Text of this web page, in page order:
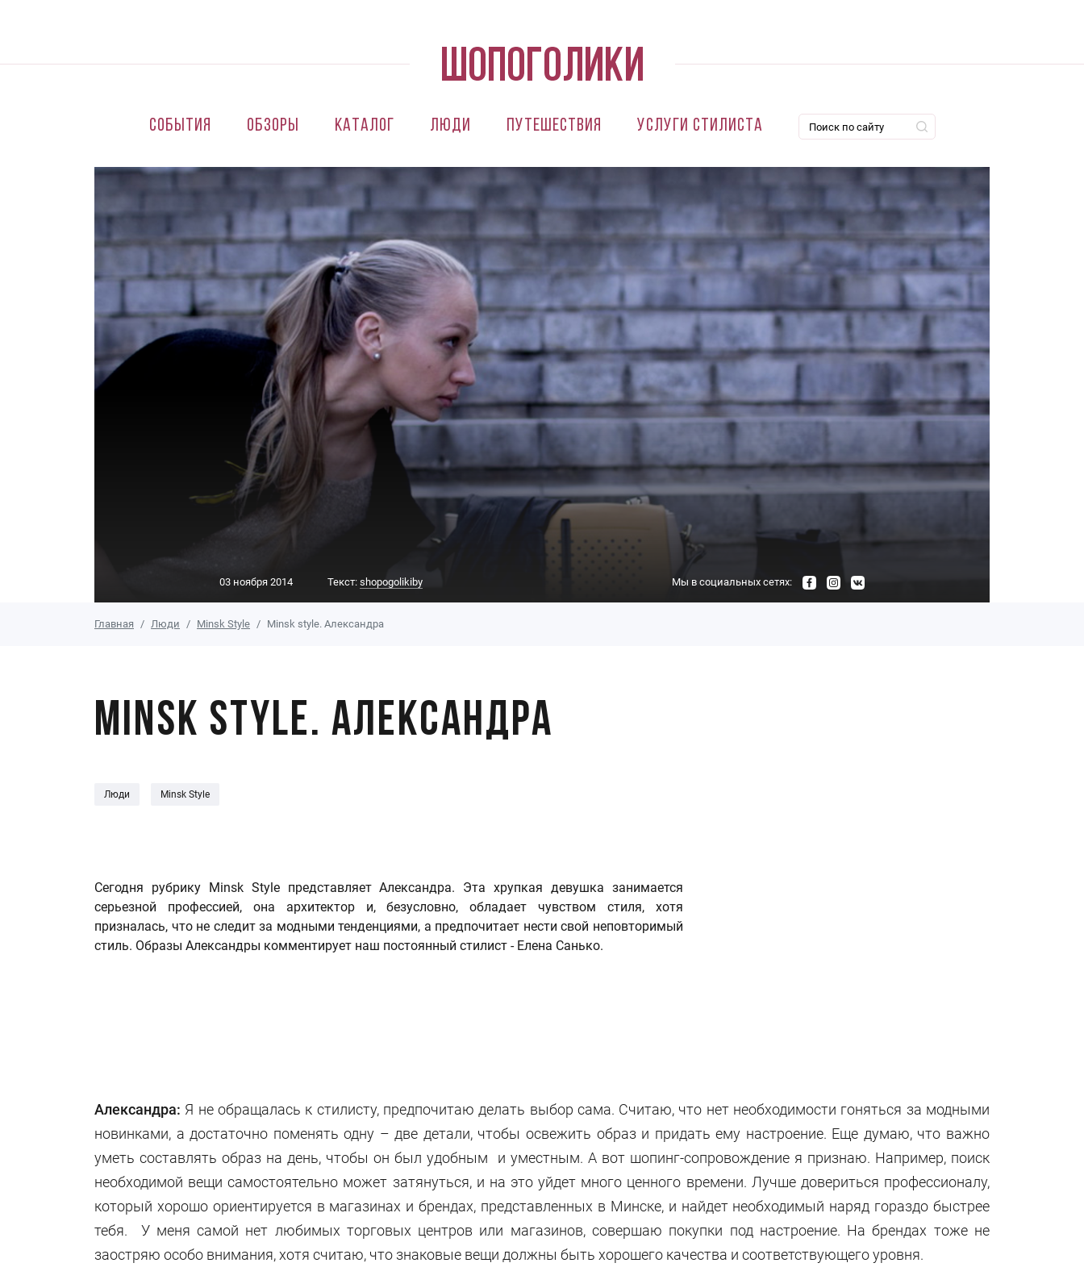
События Обзоры Каталог Люди Путешествия Услуги стилиста
03 ноября 2014 Текст: shopogolikiby Мы в социальных сетях:
Главная Люди Minsk Style Minsk style. Александра
Minsk style. Александра
Люди Minsk Style
Сегодня рубрику Minsk Style представляет Александра. Эта хрупкая девушка занимается
серьезной профессией, она архитектор и, безусловно, обладает чувством стиля, хотя
призналась, что не следит за модными тенденциями, а предпочитает нести свой неповторимый
стиль. Образы Александры комментирует наш постоянный стилист - Елена Санько.
Александра: Я не обращалась к стилисту, предпочитаю делать выбор сама. Считаю, что нет необходимости гоняться за модными
новинками, а достаточно поменять одну – две детали, чтобы освежить образ и придать ему настроение. Еще думаю, что важно
уметь составлять образ на день, чтобы он был удобным и уместным. А вот шопинг-сопровождение я признаю. Например, поиск
необходимой вещи самостоятельно может затянуться, и на это уйдет много ценного времени. Лучше довериться профессионалу,
который хорошо ориентируется в магазинах и брендах, представленных в Минске, и найдет необходимый наряд гораздо быстрее
тебя. У меня самой нет любимых торговых центров или магазинов, совершаю покупки под настроение. На брендах тоже не
заостряю особо внимания, хотя считаю, что знаковые вещи должны быть хорошего качества и соответствующего уровня.